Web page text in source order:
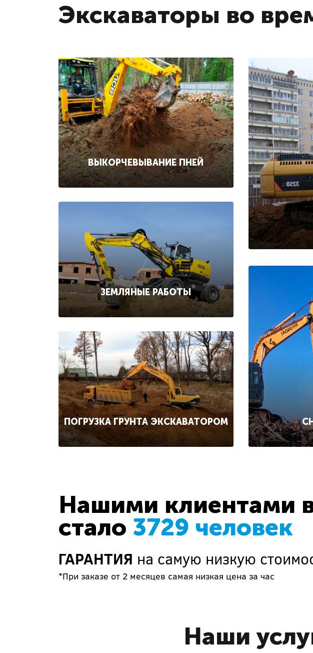
Экскаваторы во
ВЫКОРЧЕВЫВАНИЕ ПНЕЙ
ЗЕМЛЯНЫЕ РАБОТЫ
ПОГРУЗКА ГРУНТА ЭКСКАВАТОРОМ
Нашими клиентами
стало 3729 человек
ГАРАНТИЯ на самую низкую
*При заказе от 2 месяцев самая низкая цена за час
Наши